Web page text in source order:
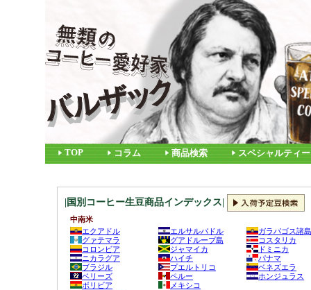
TOP コラム 商品検索 スペシャルティ
|国別コーヒー生豆商品インデックス|
中南米
エクアドル
エルサルバドル
ガラパゴス諸島
グァテマラ
グアドループ島
コスタリカ
コロンビア
ジャマイカ
ドミニカ
ニカラグア
ハイチ
パナマ
ブラジル
プエルトリコ
ベネズエラ
ベリーズ
ペルー
ホンジュラス
ボリビア
メキシコ